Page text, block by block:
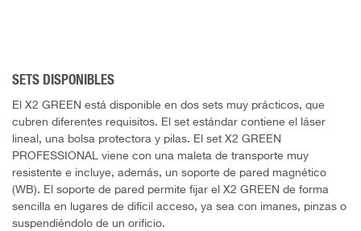
SETS DISPONIBLES
El X2 GREEN está disponible en dos sets muy prácticos, que
cubren diferentes requisitos. El set estándar contiene el láser
lineal, una bolsa protectora y pilas. El set X2 GREEN
PROFESSIONAL viene con una maleta de transporte muy
resistente e incluye, además, un soporte de pared magnético
(WB). El soporte de pared permite fijar el X2 GREEN de forma
sencilla en lugares de difícil acceso, ya sea con imanes, pinzas o
suspendiéndolo de un orificio.